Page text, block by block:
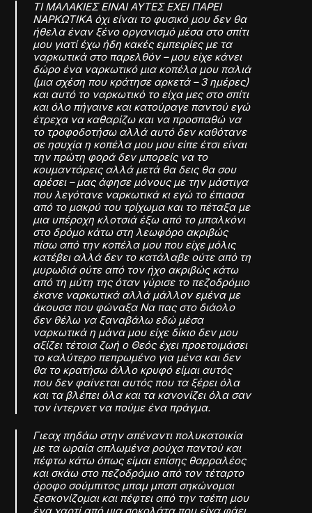
ΤΙ ΜΑΛΑΚΙΕΣ ΕΙΝΑΙ ΑΥΤΕΣ ΕΧΕΙ ΠΑΡΕΙ
ΝΑΡΚΩΤΙΚΑ όχι είναι το φυσικό μου δεν θα
ήθελα έναν ξένο οργανισμό μέσα στο σπίτι
μου γιατί έχω ήδη κακές εμπειρίες με τα
ναρκωτικά στο παρελθόν – μου είχε κάνει
δώρο ένα ναρκωτικό μια κοπέλα μου παλιά
(μια σχέση που κράτησε αρκετά – 3 ημέρες)
και αυτό το ναρκωτικό το είχα μες στο σπίτι
και όλο πήγαινε και κατούραγε παντού εγώ
έτρεχα να καθαρίζω και να προσπαθώ να
το τροφοδοτήσω αλλά αυτό δεν καθότανε
σε ησυχία η κοπέλα μου μου είπε έτσι είναι
την πρώτη φορά δεν μπορείς να το
κουμαντάρεις αλλά μετά θα δεις θα σου
αρέσει – μας άφησε μόνους με την μάστιγα
που λεγότανε ναρκωτικά κι εγώ το έπιασα
από το μακρύ του τρίχωμα και το πέταξα με
μια υπέροχη κλοτσιά έξω από το μπαλκόνι
στο δρόμο κάτω στη λεωφόρο ακριβώς
πίσω από την κοπέλα μου που είχε μόλις
κατέβει αλλά δεν το κατάλαβε ούτε από τη
μυρωδιά ούτε από τον ήχο ακριβώς κάτω
από τη μύτη της όταν γύρισε το πεζοδρόμιο
έκανε ναρκωτικά αλλά μάλλον εμένα με
άκουσα που φώναξα Να πας στο διάολο
δεν θέλω να ξαναβάλω εδώ μέσα
ναρκωτικά η μάνα μου είχε δίκιο δεν μου
αξίζει τέτοια ζωή ο Θεός έχει προετοιμάσει
το καλύτερο πεπρωμένο για μένα και δεν
θα το κρατήσω άλλο κρυφό είμαι αυτός
που δεν φαίνεται αυτός που τα ξέρει όλα
και τα βλέπει όλα και τα κανονίζει όλα σαν
τον ίντερνετ να πούμε ένα πράγμα.
Γιεαχ πηδάω στην απέναντι πολυκατοικία
με τα ωραία απλωμένα ρούχα παντού και
πέφτω κάτω όπως είμαι επίσης θαρραλέος
και σκάω στο πεζοδρόμιο από τον τέταρτο
όροφο σούμπιτος μπαμ μπαπ σηκώνομαι
ξεσκονίζομαι και πέφτει από την τσέπη μου